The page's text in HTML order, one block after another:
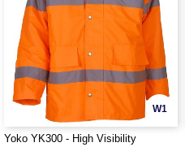
W1
Yoko YK300 - High Visibility